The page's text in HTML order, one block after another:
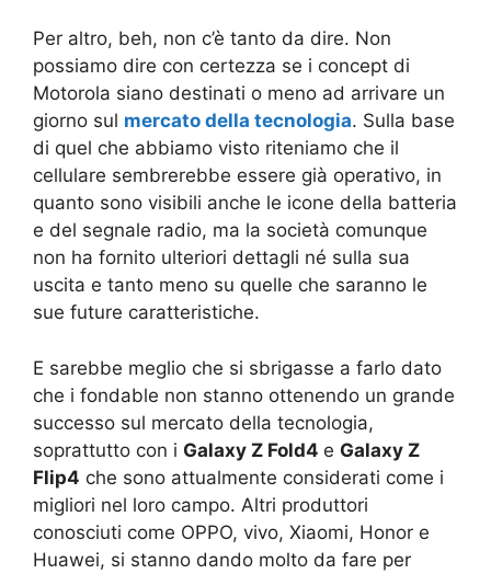
Per altro, beh, non c’è tanto da dire. Non
possiamo dire con certezza se i concept di
Motorola siano destinati o meno ad arrivare un
giorno sul mercato della tecnologia. Sulla base
di quel che abbiamo visto riteniamo che il
cellulare sembrerebbe essere già operativo, in
quanto sono visibili anche le icone della batteria
e del segnale radio, ma la società comunque
non ha fornito ulteriori dettagli né sulla sua
uscita e tanto meno su quelle che saranno le
sue future caratteristiche.
E sarebbe meglio che si sbrigasse a farlo dato
che i fondable non stanno ottenendo un grande
successo sul mercato della tecnologia,
soprattutto con i Galaxy Z Fold4 e Galaxy Z
Flip4 che sono attualmente considerati come i
migliori nel loro campo. Altri produttori
conosciuti come OPPO, vivo, Xiaomi, Honor e
Huawei, si stanno dando molto da fare per